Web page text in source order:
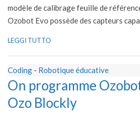
modèle de calibrage feuille de
Ozobot Evo possède des capteurs
LEGGI TUTTO
Coding - Robotique éducative
On programme
Ozo Blockly